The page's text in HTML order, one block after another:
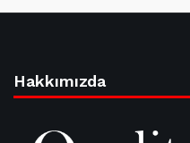
Hakkımızda